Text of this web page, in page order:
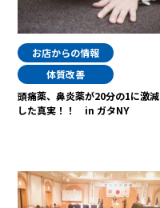
お店からの情報
体質改善
頭痛薬、鼻炎薬が20分の1に激減
した真実！！ in ガタNY